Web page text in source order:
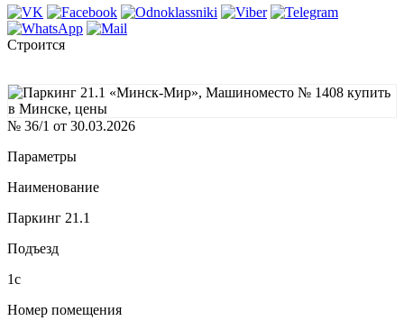
Строится
№ 36/1 от 30.03.2026
Параметры
Наименование
Паркинг 21.1
Подъезд
1с
Номер помещения